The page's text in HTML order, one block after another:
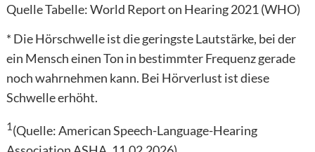
Quelle Tabelle: World Report on Hearing 2021 (WHO)
* Die Hörschwelle ist die geringste Lautstärke, bei der
ein Mensch einen Ton in bestimmter Frequenz gerade
noch wahrnehmen kann. Bei Hörverlust ist diese
Schwelle erhöht.
1 (Quelle: American Speech-Language-Hearing